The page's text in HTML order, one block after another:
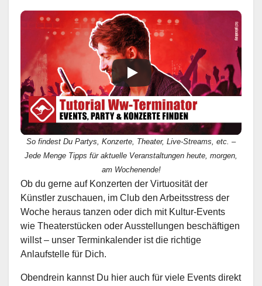
So findest Du Partys, Konzerte, Theater, Live-Streams, etc. –
Jede Menge Tipps für aktuelle Veranstaltungen heute, morgen,
am Wochenende!
Ob du gerne auf Konzerten der Virtuosität der
Künstler zuschauen, im Club den Arbeitsstress der
Woche heraus tanzen oder dich mit Kultur-Events
wie Theaterstücken oder Ausstellungen beschäftigen
willst – unser Terminkalender ist die richtige
Anlaufstelle für Dich.
Obendrein kannst Du hier auch für viele Events direkt